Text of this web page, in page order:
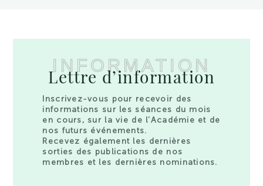
INFORMATION
Lettre d’information
Inscrivez-vous pour recevoir des
informations sur les séances du mois
en cours, sur la vie de l’Académie et de
nos futurs événements.
Recevez également les dernières
sorties des publications de nos
membres et les dernières nominations.